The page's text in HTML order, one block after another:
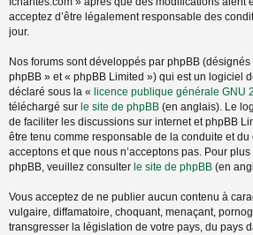
acceptez d’être légalement responsable des
jour.
Nos forums sont développés par phpBB
phpBB » et « phpBB Limited ») qui est un logiciel
déclaré sous la « licence publique générale GNU
téléchargé sur le site de phpBB (en anglais). Le
de faciliter les discussions sur internet et phpBB
être tenu comme responsable de la conduite et
acceptons et que nous n’acceptons pas. Pour
phpBB, veuillez consulter le site de phpBB (en
Vous acceptez de ne publier aucun contenu à
vulgaire, diffamatoire, choquant, menaçant,
transgresser la législation de votre pays, du pays